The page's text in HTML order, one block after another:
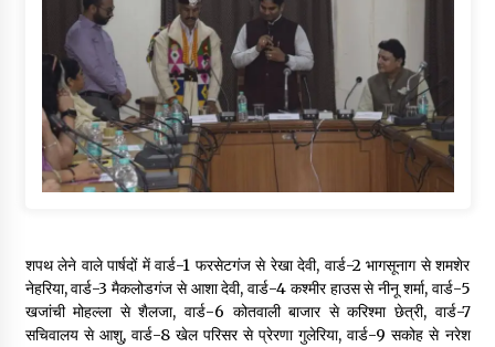
शपथ लेने वाले पार्षदों में वार्ड-1 फरसेटगंज से रेखा देवी, वार्ड-2 भागसूनाग से शमशेर
नेहरिया, वार्ड-3 मैकलोडगंज से आशा देवी, वार्ड-4 कश्मीर हाउस से नीनू शर्मा, वार्ड-5
खजांची मोहल्ला से शैलजा, वार्ड-6 कोतवाली बाजार से करिश्मा छेत्री, वार्ड-7
सचिवालय से आशु, वार्ड-8 खेल परिसर से प्रेरणा गुलेरिया, वार्ड-9 सकोह से नरेश